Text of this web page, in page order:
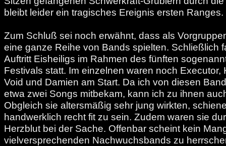
bleibt leider ein tragisches Ereignis ersten Ranges.
Zum Schluß sei noch erwähnt, dass als
eine ganze Reihe von Bands spielten. Schließlich
Auftritt Eisheiligs im Rahmen des fünften
Festivals statt. Im einzelnen waren noch Executor,
Void und Damien am Start. Da ich von diesen
etwa zwei Songs mitbekam, kann ich zu ihnen
Obgleich sie altersmäßig sehr jung wirkten,
handwerklich recht fit zu sein. Zudem waren sie
Herzblut bei der Sache. Offenbar scheint kein
vielversprechenden Nachwuchsbands zu